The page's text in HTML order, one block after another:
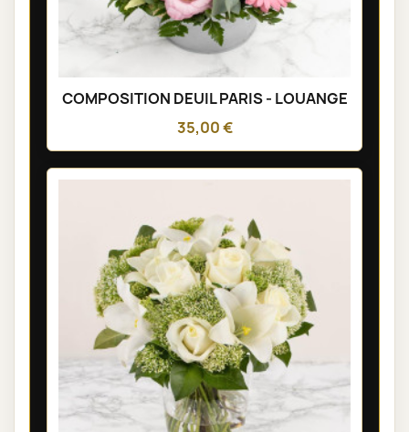
COMPOSITION DEUIL PARIS - LOUANGE
35,00 €